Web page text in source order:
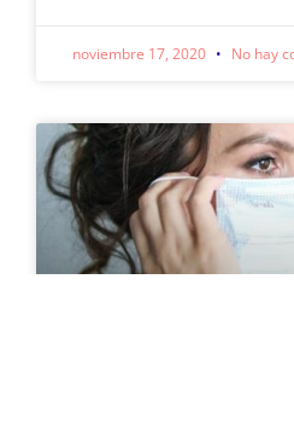
noviembre 17, 2020 No hay